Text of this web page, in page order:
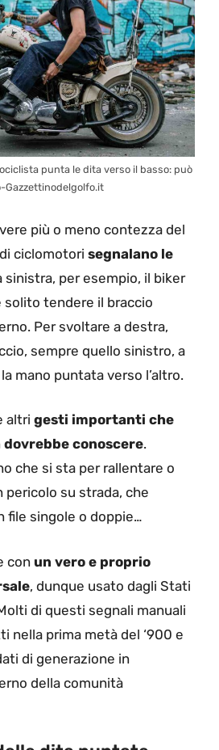
punta le dita verso il basso: può
Gazzettinodelgolfo.it
più o meno contezza del
ciclomotori segnalano le
sinistra, per esempio, il biker
solito tendere il braccio
Per svoltare a destra,
sempre quello sinistro, a
mano puntata verso l’altro.
altri gesti importanti che
conoscere.
che si sta per rallentare o
pericolo su strada, che
file singole o doppie…
con un vero e proprio
, dunque usato dagli Stati
di questi segnali manuali
nella prima metà del ‘900 e
di generazione in
della comunità